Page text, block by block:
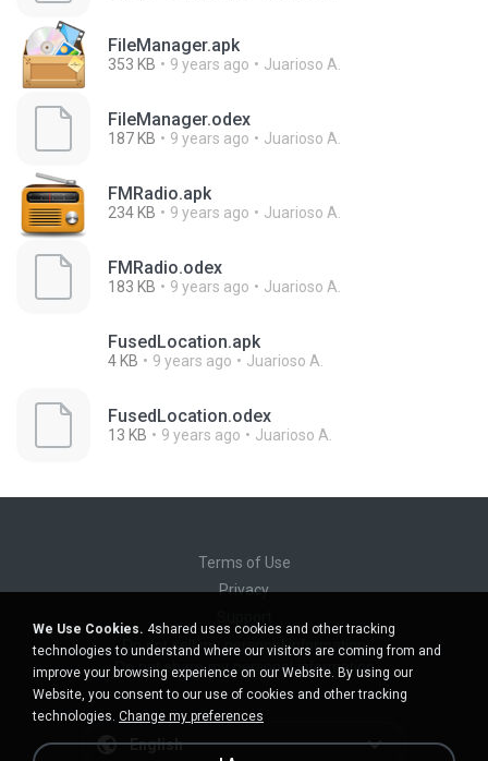
FileManager.apk
353 KB 9 years ago Juarioso A.
FileManager.odex
187 KB 9 years ago Juarioso A.
FMRadio.apk
234 KB 9 years ago Juarioso A.
FMRadio.odex
183 KB 9 years ago Juarioso A.
FusedLocation.apk
4 KB 9 years ago Juarioso A.
FusedLocation.odex
13 KB 9 years ago Juarioso A.
Terms of Use
Privacy
Do not sell my personal information
Do not share my personal information
English
We Use Cookies. 4shared uses cookies and other tracking
technologies to understand where our visitors are coming from and
improve your browsing experience on our Website. By using our
Website, you consent to our use of cookies and other tracking
technologies. Change my preferences